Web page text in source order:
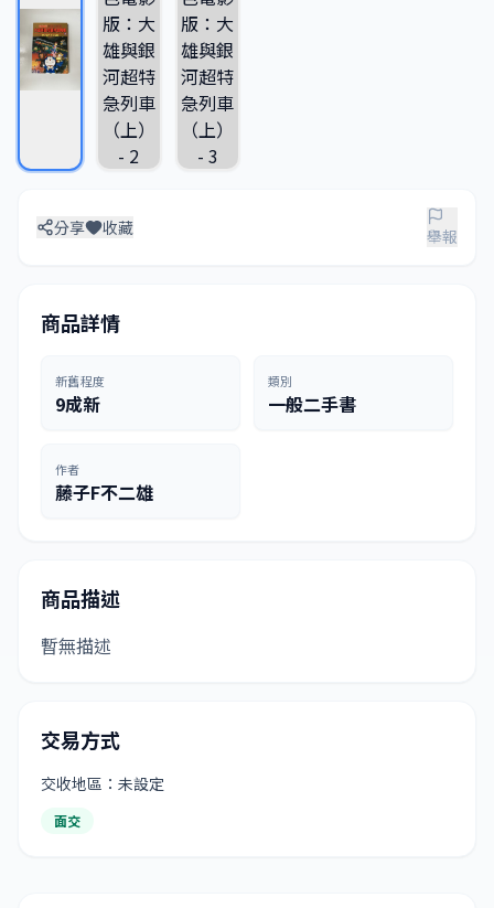
分享 收藏 舉報
商品詳情
新舊程度
9成新
類別
一般二手書
作者
藤子F不二雄
商品描述
暫無描述
交易方式
交收地區：未設定
面交